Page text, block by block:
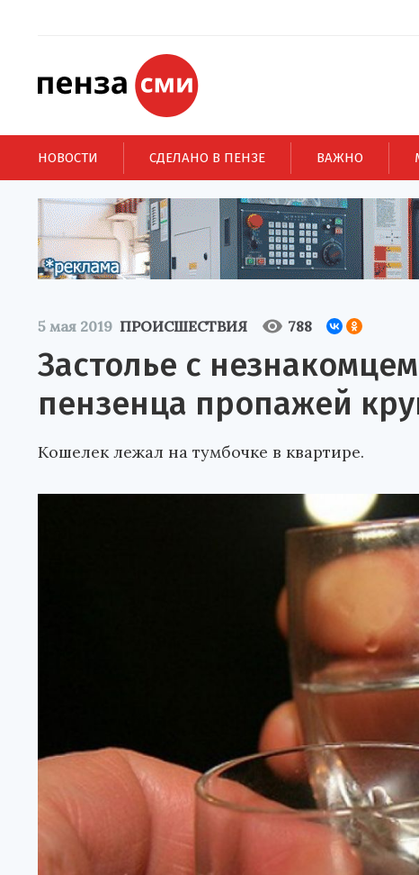
НОВОСТИ СДЕЛАНО В ПЕНЗЕ ВАЖНО
5 мая 2019 ПРОИСШЕСТВИЯ 788
Застолье с
пензенца пропажей
Кошелек лежал на тумбочке в квартире.